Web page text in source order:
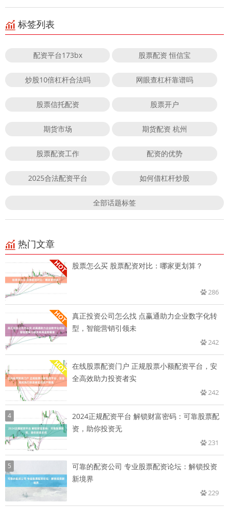
标签列表
配资平台173bx 股票配资 恒信宝
炒股10倍杠杆合法吗 网眼查杠杆靠谱吗
股票信托配资 股票开户
期货市场 期货配资 杭州
股票配资工作 配资的优势
2025合法配资平台 如何借杠杆炒股
全部话题标签
热门文章
股票怎么买 股票配资对比：哪家更划算？
286
真正投资公司怎么找 点赢通助力企业数字化转
型，智能营销引领未
242
在线股票配资门户 正规股票小额配资平台，安
全高效助力投资者实
242
4
2024正规配资平台 解锁财富密码：可靠股票配
资，助你投资无
231
5
可靠的配资公司 专业股票配资论坛：解锁投资
新境界
229